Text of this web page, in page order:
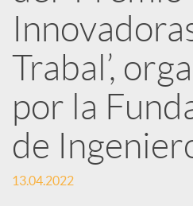
e
d
e
s
Trabal’,
por la
de
13.04.2022